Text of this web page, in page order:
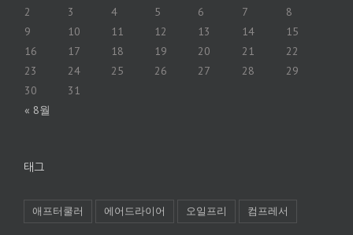
« 8월
2
3 4 5 6 7
8
9
10 11 12 13 14
15
16
17 18 19 20 21
22
23
24 25 26 27 28
29
30
31
태그
애프터쿨러 에어드라이어 오일프리 컴프레서